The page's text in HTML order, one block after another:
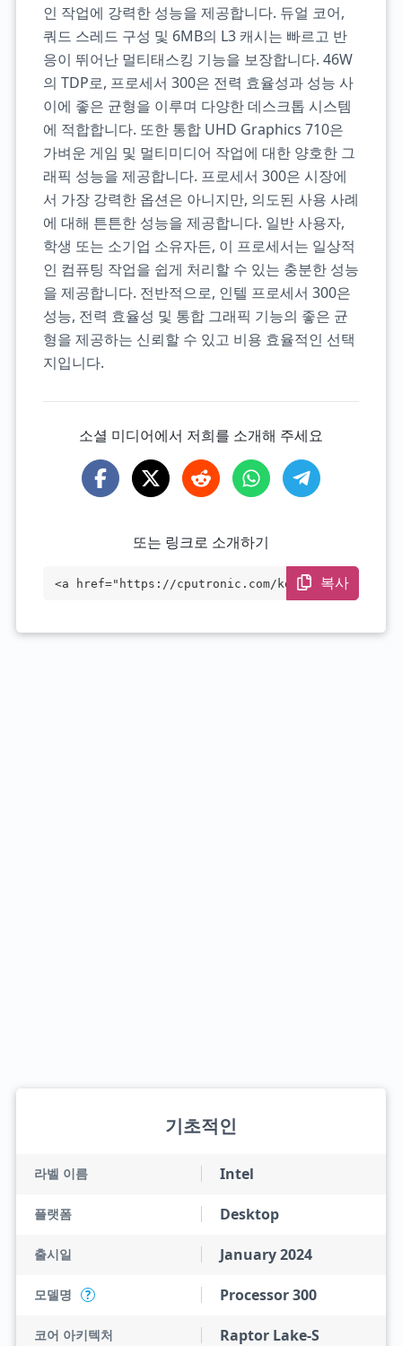
인 작업에 강력한 성능을 제공합니다. 듀얼 코어,
쿼드 스레드 구성 및 6MB의 L3 캐시는 빠르고 반
응이 뛰어난 멀티태스킹 기능을 보장합니다. 46W
의 TDP로, 프로세서 300은 전력 효율성과 성능 사
이에 좋은 균형을 이루며 다양한 데스크톱 시스템
에 적합합니다. 또한 통합 UHD Graphics 710은
가벼운 게임 및 멀티미디어 작업에 대한 양호한 그
래픽 성능을 제공합니다. 프로세서 300은 시장에
서 가장 강력한 옵션은 아니지만, 의도된 사용 사례
에 대해 튼튼한 성능을 제공합니다. 일반 사용자,
학생 또는 소기업 소유자든, 이 프로세서는 일상적
인 컴퓨팅 작업을 쉽게 처리할 수 있는 충분한 성능
을 제공합니다. 전반적으로, 인텔 프로세서 300은
성능, 전력 효율성 및 통합 그래픽 기능의 좋은 균
형을 제공하는 신뢰할 수 있고 비용 효율적인 선택
지입니다.
소셜 미디어에서 저희를 소개해 주세요
또는 링크로 소개하기
<a href="https://cputronic.com/ko/cpu/in
복사
기초적인
라벨 이름 Intel
플랫폼 Desktop
출시일 January 2024
모델명 ? Processor 300
코어 아키텍처 Raptor Lake-S